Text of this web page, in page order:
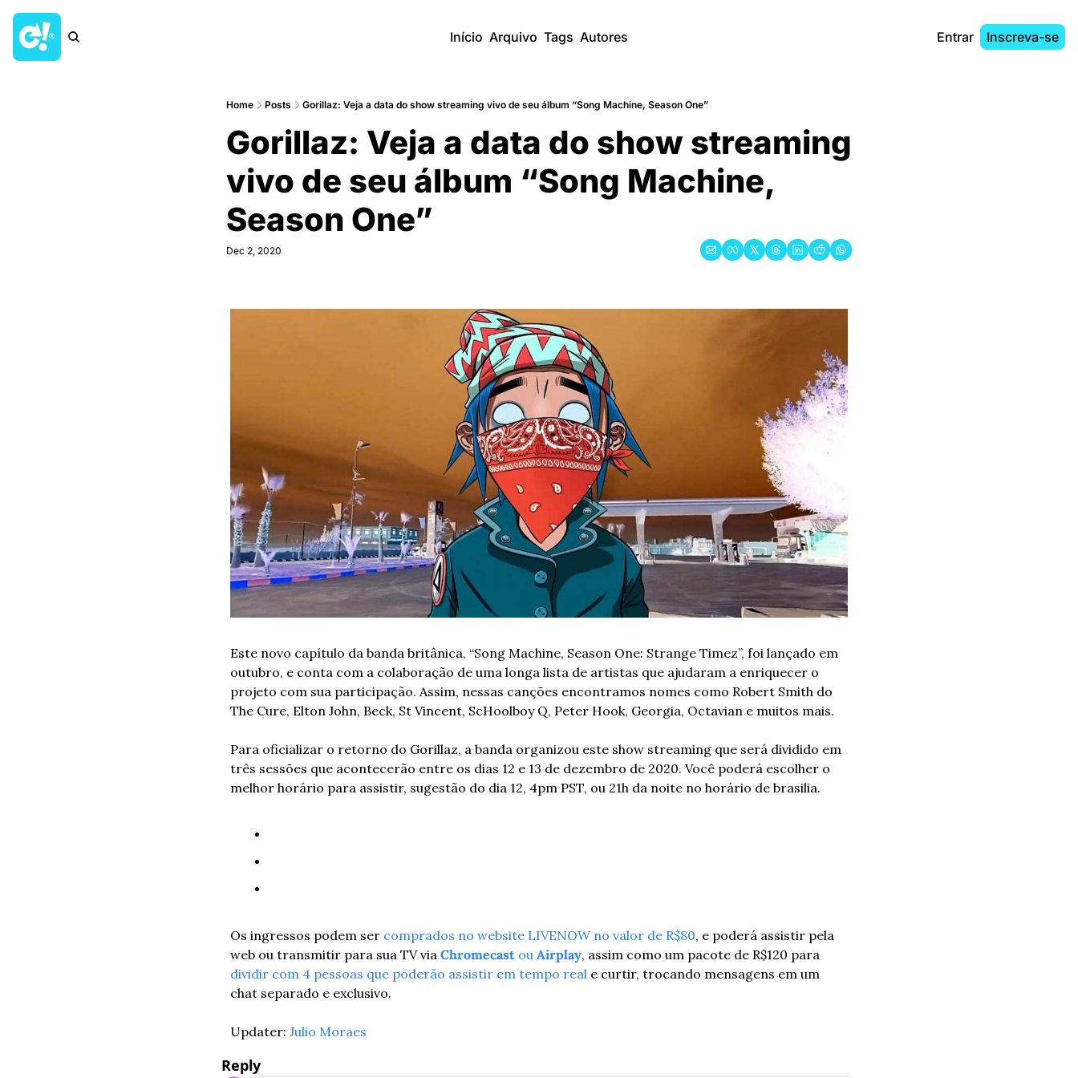
Início Arquivo Tags Autores Entrar Inscreva-se
Home Posts Gorillaz: Veja a data do show streaming vivo de seu álbum “Song Machine, Season One”
Gorillaz: Veja a data do show streaming
vivo de seu álbum “Song Machine,
Season One”
Dec 2, 2020
Este novo capítulo da banda britânica, “Song Machine, Season One: Strange Timez”, foi lançado em
outubro, e conta com a colaboração de uma longa lista de artistas que ajudaram a enriquecer o
projeto com sua participação. Assim, nessas canções encontramos nomes como Robert Smith do
The Cure, Elton John, Beck, St Vincent, ScHoolboy Q, Peter Hook, Georgia, Octavian e muitos mais.
Para oficializar o retorno do Gorillaz, a banda organizou este show streaming que será dividido em
três sessões que acontecerão entre os dias 12 e 13 de dezembro de 2020. Você poderá escolher o
melhor horário para assistir, sugestão do dia 12, 4pm PST, ou 21h da noite no horário de brasilia.
Os ingressos podem ser comprados no website LIVENOW no valor de R$80, e poderá assistir pela
web ou transmitir para sua TV via Chromecast ou Airplay
dividir com 4 pessoas que poderão assistir em tempo real e curtir, trocando mensagens em um
chat separado e exclusivo.
Updater: Julio Moraes
Reply